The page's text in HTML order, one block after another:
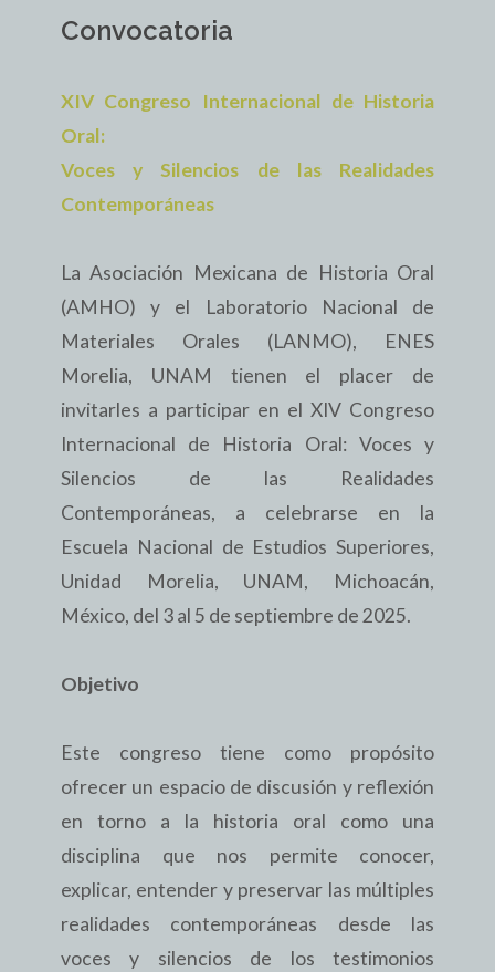
Convocatoria
XIV Congreso Internacional de Historia
Oral:
Voces y Silencios de las Realidades
Contemporáneas
La Asociación Mexicana de Historia Oral
(AMHO) y el Laboratorio Nacional de
Materiales Orales (LANMO), ENES
Morelia, UNAM tienen el placer de
invitarles a participar en el XIV Congreso
Internacional de Historia Oral: Voces y
Silencios de las Realidades
Contemporáneas, a celebrarse en la
Escuela Nacional de Estudios Superiores,
Unidad Morelia, UNAM, Michoacán,
México, del 3 al 5 de septiembre de 2025.
Objetivo
Este congreso tiene como propósito
ofrecer un espacio de discusión y reflexión
en torno a la historia oral como una
disciplina que nos permite conocer,
explicar, entender y preservar las múltiples
realidades contemporáneas desde las
voces y silencios de los testimonios